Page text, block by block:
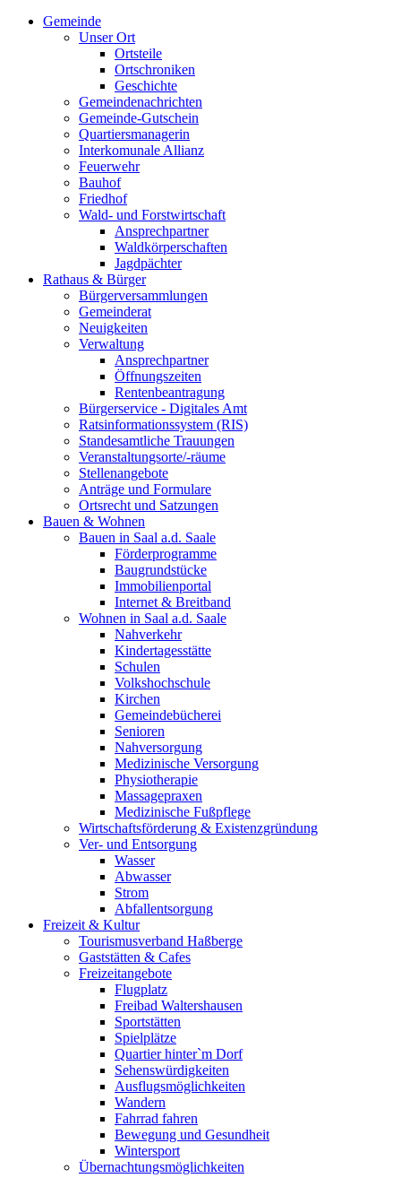
Gemeinde
Unser Ort
Ortsteile
Ortschroniken
Geschichte
Gemeindenachrichten
Gemeinde-Gutschein
Quartiersmanagerin
Interkomunale Allianz
Feuerwehr
Bauhof
Friedhof
Wald- und Forstwirtschaft
Ansprechpartner
Waldkörperschaften
Jagdpächter
Rathaus & Bürger
Bürgerversammlungen
Gemeinderat
Neuigkeiten
Verwaltung
Ansprechpartner
Öffnungszeiten
Rentenbeantragung
Bürgerservice - Digitales Amt
Ratsinformationssystem (RIS)
Standesamtliche Trauungen
Veranstaltungsorte/-räume
Stellenangebote
Anträge und Formulare
Ortsrecht und Satzungen
Bauen & Wohnen
Bauen in Saal a.d. Saale
Förderprogramme
Baugrundstücke
Immobilienportal
Internet & Breitband
Wohnen in Saal a.d. Saale
Nahverkehr
Kindertagesstätte
Schulen
Volkshochschule
Kirchen
Gemeindebücherei
Senioren
Nahversorgung
Medizinische Versorgung
Physiotherapie
Massagepraxen
Medizinische Fußpflege
Wirtschaftsförderung & Existenzgründung
Ver- und Entsorgung
Wasser
Abwasser
Strom
Abfallentsorgung
Freizeit & Kultur
Tourismusverband Haßberge
Gaststätten & Cafes
Freizeitangebote
Flugplatz
Freibad Waltershausen
Sportstätten
Spielplätze
Quartier hinter`m Dorf
Sehenswürdigkeiten
Ausflugsmöglichkeiten
Wandern
Fahrrad fahren
Bewegung und Gesundheit
Wintersport
Übernachtungsmöglichkeiten